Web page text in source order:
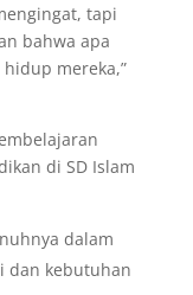
tapi
bahwa apa
mereka,”
di SD Islam
dalam
dan kebutuhan